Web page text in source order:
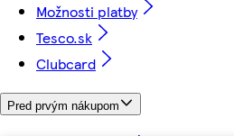
Možnosti platby
Tesco.sk
Clubcard
Pred prvým nákupom